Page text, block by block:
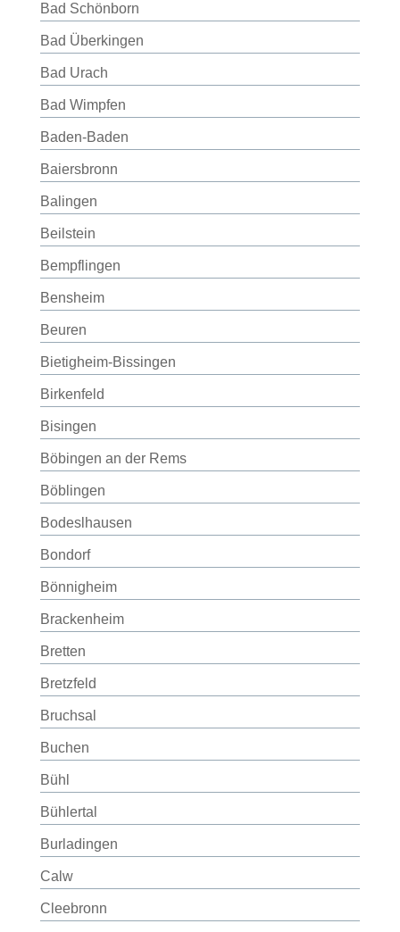
Bad Schönborn
Bad Überkingen
Bad Urach
Bad Wimpfen
Baden-Baden
Baiersbronn
Balingen
Beilstein
Bempflingen
Bensheim
Beuren
Bietigheim-Bissingen
Birkenfeld
Bisingen
Böbingen an der Rems
Böblingen
Bodeslhausen
Bondorf
Bönnigheim
Brackenheim
Bretten
Bretzfeld
Bruchsal
Buchen
Bühl
Bühlertal
Burladingen
Calw
Cleebronn